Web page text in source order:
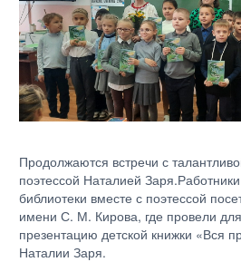
Продолжаются встречи с
поэтессой Наталией
библиотеки вместе с поэтессой
имени С. М. Кирова, где провели
презентацию детской книжки «Вся
Наталии Заря.